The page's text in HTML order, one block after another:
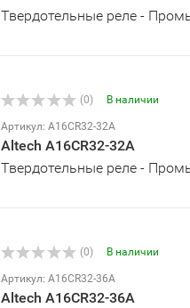
Твердотельные реле -
(0) В наличии
Артикул: A16CR32-32A
Altech A16CR32-32A
Твердотельные реле -
(0) В наличии
Артикул: A16CR32-36A
Altech A16CR32-36A